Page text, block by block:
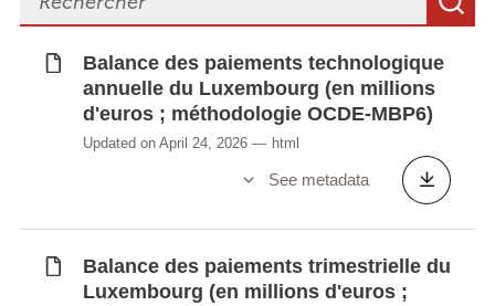
Luxembourg par partenaire selon le
principe directionnel étendu (en millions
d'euros ; 4e définition de référence de
l'OCDE)
Position nette en fin d'année des
investissements directs internationaux du
Luxembourg selon le principe directionnel
étendu (en millions d'euros ; 4e définition
Revenu net annuel des investissements
Balance des paiements technologique
annuelle du Luxembourg (en millions
d'euros ; méthodologie OCDE-MBP6)
Updated on April 24, 2026 html
See metadata
Balance des paiements trimestrielle du
Luxembourg (en millions d'euros ;